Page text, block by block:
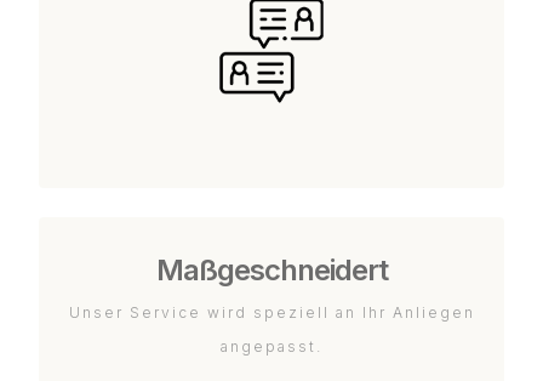
Maßgeschneidert
Unser Service wird speziell an Ihr Anliegen
angepasst.